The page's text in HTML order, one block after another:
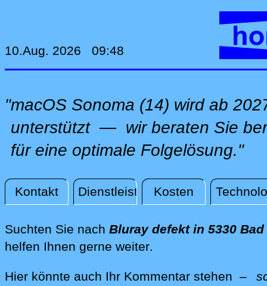
10.Aug. 2026 09:48
"macOS Sonoma (14) wird ab
unterstützt — wir beraten Sie
für eine optimale Folgelösung."
Kontakt DienstleistungenKosten
Aktuelles
Suchten Sie nach Bluray defekt in 5330
helfen Ihnen gerne weiterdirekt vor Ort in
.
Hier könnte auch Ihr Kommentar stehen –